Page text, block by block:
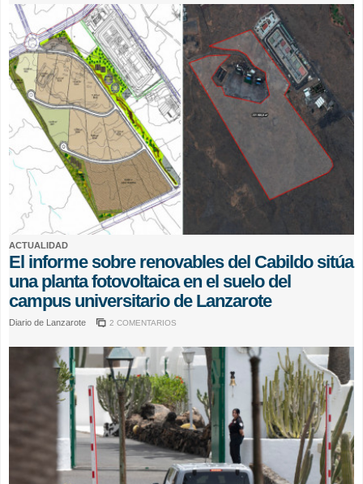
ACTUALIDAD
El informe sobre renovables del Cabildo sitúa
una planta fotovoltaica en el suelo del
campus universitario de Lanzarote
Diario de Lanzarote 2 COMENTARIOS